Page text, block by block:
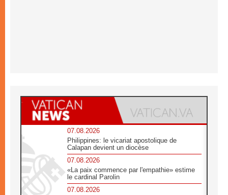
07.08.2026
Philippines: le vicariat apostolique de
Calapan devient un diocèse
07.08.2026
«La paix commence par l'empathie» estime
le cardinal Parolin
07.08.2026